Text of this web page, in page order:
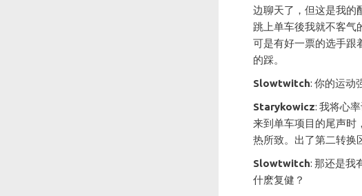
边聊天了，但这是我的
跳上单车後我就不客气
可是有好一票的选手跟
的踩。
Slowtwitch: 你的运动
Starykowicz: 我将心
来到单车项目的尾声时
热所致。出了第二转换
Slowtwitch: 那还是我
什麽复健？